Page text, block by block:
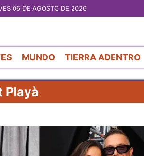
06 DE AGOSTO DE 2026
MUNDO TIERRA ADENTRO
Playà